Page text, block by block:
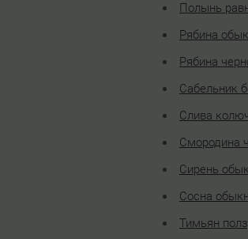
Полынь
Рябина
Рябина
Сабельник
Слива
Смородина
Сирень
Сосна
Тимьян